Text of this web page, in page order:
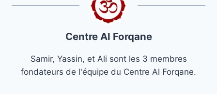
Centre Al Forqane
Samir, Yassin, et Ali sont les 3 membres
fondateurs de l'équipe du Centre Al Forqane.